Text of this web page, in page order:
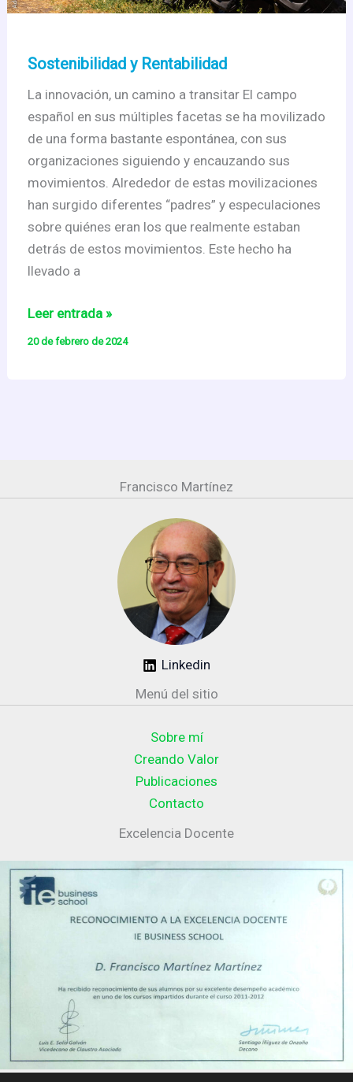
Sostenibilidad y Rentabilidad
La innovación, un camino a transitar El campo
español en sus múltiples facetas se ha movilizado
de una forma bastante espontánea, con sus
organizaciones siguiendo y encauzando sus
movimientos. Alrededor de estas movilizaciones
han surgido diferentes “padres” y especulaciones
sobre quiénes eran los que realmente estaban
detrás de estos movimientos. Este hecho ha
llevado a
Sostenibilidad
y
Leer entrada »
20 de febrero de 2024
Francisco Martínez
Linkedin
Menú del sitio
Sobre mí
Creando Valor
Publicaciones
Contacto
Excelencia Docente